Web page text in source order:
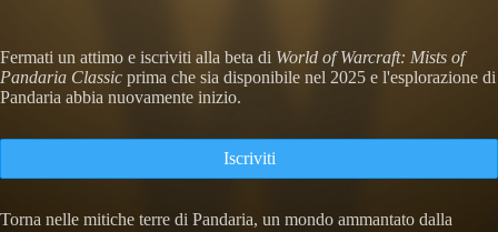
Fermati un attimo e iscriviti alla beta di World of Warcraft: Mists of
Pandaria Classic prima che sia disponibile nel 2025 e l'esplorazione di
Pandaria abbia nuovamente inizio.
Iscriviti
Torna nelle mitiche terre di Pandaria, un mondo ammantato dalla